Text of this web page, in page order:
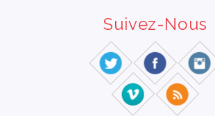
Suivez-Nous